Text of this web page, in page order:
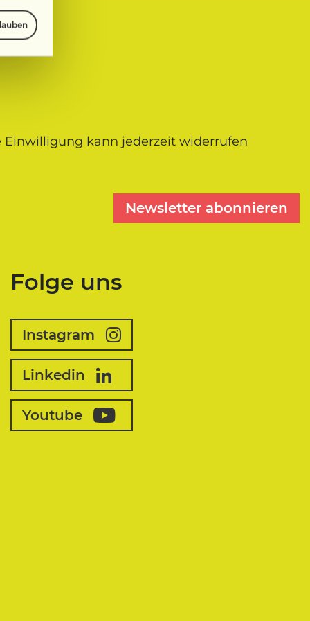
Folge uns
Instagram
Linkedin
Youtube
kann jederzeit widerrufen
Newsletter abonnieren